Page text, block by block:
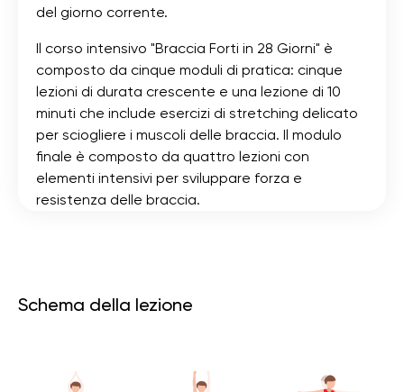
del giorno corrente.
Il corso intensivo "Braccia Forti in 28 Giorni" è
composto da cinque moduli di pratica: cinque
lezioni di durata crescente e una lezione di 10
minuti che include esercizi di stretching delicato
per sciogliere i muscoli delle braccia. Il modulo
finale è composto da quattro lezioni con
elementi intensivi per sviluppare forza e
resistenza delle braccia.
Schema della lezione